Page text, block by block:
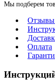
Мы подберем
Оплата